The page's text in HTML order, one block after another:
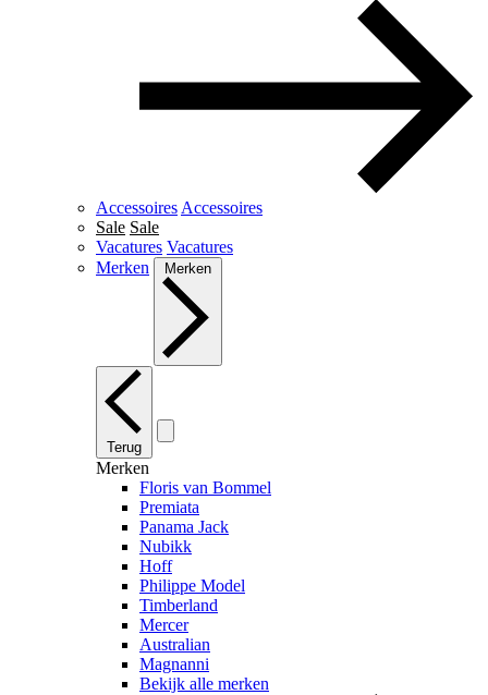
Accessoires Accessoires
Sale Sale
Vacatures Vacatures
Merken
Merken
Terug
Merken
Floris van Bommel
Premiata
Panama Jack
Nubikk
Hoff
Philippe Model
Timberland
Mercer
Australian
Magnanni
Bekijk alle merken